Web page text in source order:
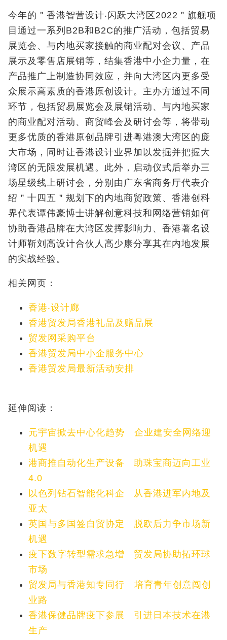
今年的＂香港智营设计‧闪跃大湾区2022＂旗舰项
目通过一系列B2B和B2C的推广活动，包括贸易
展览会、与内地买家接触的商业配对会议、产品
展示及零售店展销等，结集香港中小企力量，在
产品推广上制造协同效应，并向大湾区内更多受
众展示高素质的香港原创设计。主办方通过不同
环节，包括贸易展览会及展销活动、与内地买家
的商业配对活动、商贸峰会及研讨会等，将带动
更多优质的香港原创品牌引进粤港澳大湾区的庞
大市场，同时让香港设计业界加以发掘并把握大
湾区的无限发展机遇。此外，启动仪式后举办三
场星级线上研讨会，分别由广东省商务厅代表介
绍＂十四五＂规划下的内地商贸政策、香港创科
界代表谭伟豪博士讲解创意科技和网络营销如何
协助香港品牌在大湾区发挥影响力、香港著名设
计师靳刘高设计合伙人高少康分享其在内地发展
的实战经验。
相关网页：
香港‧设计廊
香港贸发局香港礼品及赠品展
贸发网采购平台
香港贸发局中小企服务中心
香港贸发局最新活动安排
延伸阅读：
元宇宙掀去中心化趋势 企业建安全网络迎
机遇
港商推自动化生产设备 助珠宝商迈向工业
4.0
以色列钻石智能化科企 从香港进军内地及
亚太
英国与多国签自贸协定 脱欧后力争市场新
机遇
疫下数字转型需求急增 贸发局协助拓环球
市场
贸发局与香港知专同行 培育青年创意闯创
业路
香港保健品牌疫下参展 引进日本技术在港
生产